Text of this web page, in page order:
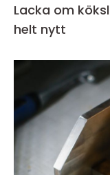
Lacka om
helt nytt